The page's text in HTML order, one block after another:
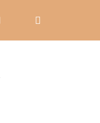
Přihlášení